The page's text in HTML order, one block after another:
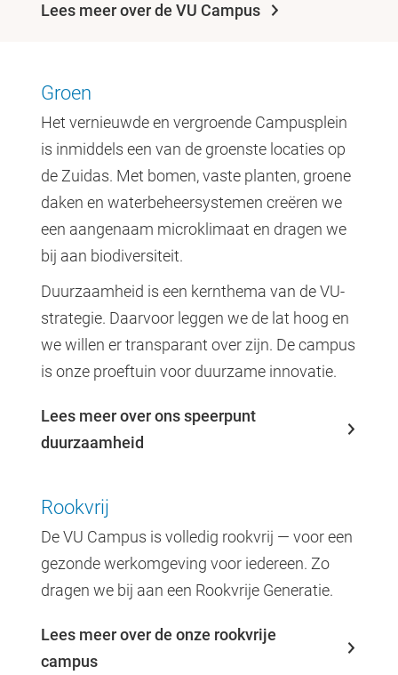
Lees meer over de VU Campus
Groen
Het vernieuwde en vergroende Campusplein
is inmiddels een van de groenste locaties op
de Zuidas. Met bomen, vaste planten, groene
daken en waterbeheersystemen creëren we
een aangenaam microklimaat en dragen we
bij aan biodiversiteit.
Duurzaamheid is een kernthema van de VU-
strategie. Daarvoor leggen we de lat hoog en
we willen er transparant over zijn. De campus
is onze proeftuin voor duurzame innovatie.
Lees meer over ons speerpunt
duurzaamheid
Rookvrij
De VU Campus is volledig rookvrij — voor een
gezonde werkomgeving voor iedereen. Zo
dragen we bij aan een Rookvrije Generatie.
Lees meer over de onze rookvrije
campus